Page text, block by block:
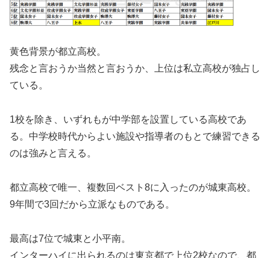
黄色背景が都立高校。
残念と言おうか当然と言おうか、上位は私立高校が独占し
ている。
1校を除き、いずれもが中学部を設置している高校であ
る。中学校時代からよい施設や指導者のもとで練習できる
のは強みと言える。
都立高校で唯一、複数回ベスト8に入ったのが城東高校。
9年間で3回だから立派なものである。
最高は7位で城東と小平南。
インターハイに出られるのは東京都で上位2校なので、都